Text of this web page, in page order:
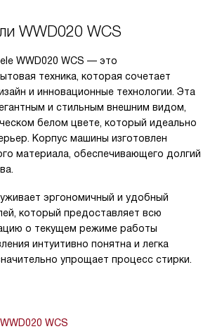
WWD020 WCS
WWD020 WCS — это
техника, которая сочетает
и инновационные технологии. Эта
и стильным внешним видом,
белом цвете, который идеально
Корпус машины изготовлен
материала, обеспечивающего долгий
эргономичный и удобный
который предоставляет всю
о текущем режиме работы
интуитивно понятна и легка
упрощает процесс стирки.
WCS